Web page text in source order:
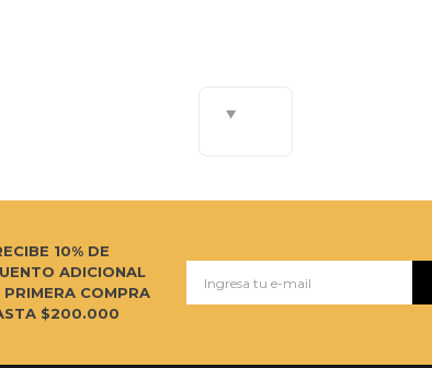
10% DE
ADICIONAL
PRIMERA COMPRA
$200.000